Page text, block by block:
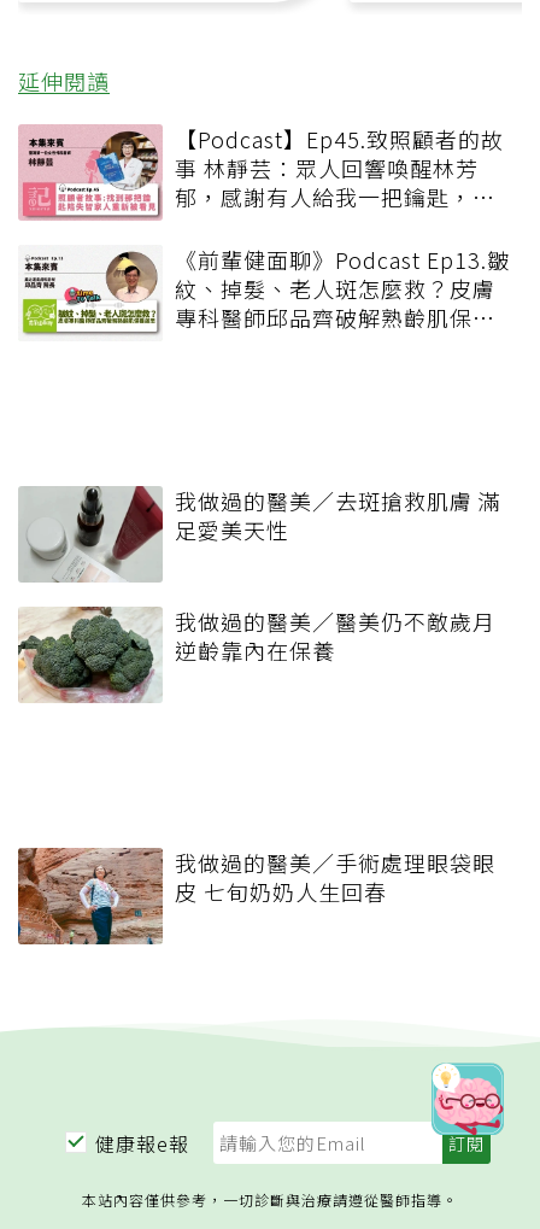
延伸閱讀
【Podcast】Ep45.致照顧者的故
事 林靜芸：眾人回響喚醒林芳
郁，感謝有人給我一把鑰匙，打
《前輩健面聊》Podcast Ep13.皺
紋、掉髮、老人斑怎麼救？皮膚
專科醫師邱品齊破解熟齡肌保養
我做過的醫美／去斑搶救肌膚 滿
足愛美天性
我做過的醫美／醫美仍不敵歲月
逆齡靠內在保養
我做過的醫美／手術處理眼袋眼
皮 七旬奶奶人生回春
健康報e報
本站內容僅供參考，一切診斷與治療請遵從醫師指導。